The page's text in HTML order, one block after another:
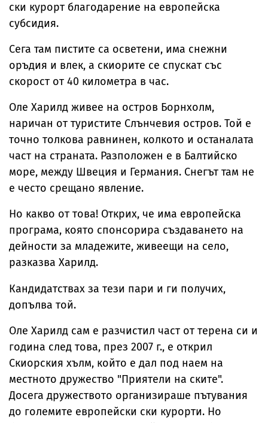
ски курорт благодарение на европейска
субсидия.
Сега там пистите са осветени, има снежни
оръдия и влек, а скиорите се спускат със
скорост от 40 километра в час.
Оле Харилд живее на остров Борнхолм,
наричан от туристите Слънчевия остров. Той е
точно толкова равнинен, колкото и останалата
част на страната. Разположен е в Балтийско
море, между Швеция и Германия. Снегът там не
е често срещано явление.
Но какво от това! Открих, че има европейска
програма, която спонсорира създаването на
дейности за младежите, живеещи на село,
разказва Харилд.
Кандидатствах за тези пари и ги получих,
допълва той.
Оле Харилд сам е разчистил част от терена си и
година след това, през 2007 г., е открил
Скиорския хълм, който е дал под наем на
местното дружество "Приятели на ските".
Досега дружеството организираше пътувания
до големите европейски ски курорти. Но